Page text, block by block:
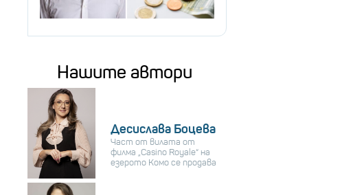
Нашите автори
Десислава Боцева
Част от вилата от
филма „Casino Royale“ на
езерото Комо се продава